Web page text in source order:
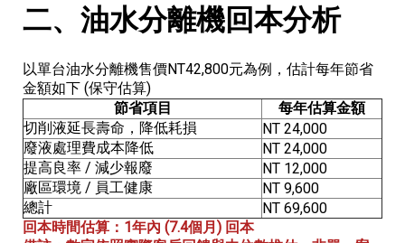
二、油水分離機回本分析
以單台油水分離機售價NT42,800元為例，估計每年節省
金額如下 (保守估算)
節省項目
每年估算金額
切削液延長壽命，降低耗損
NT 24,000
廢液處理費成本降低
NT 24,000
提高良率 / 減少報廢
NT 12,000
廠區環境 / 員工健康
NT 9,600
總計
NT 69,600
回本時間估算：1年內 (7.4個月) 回本